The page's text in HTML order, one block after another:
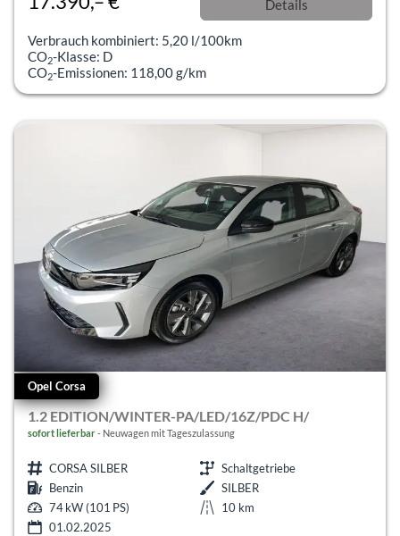
Details
Verbrauch kombiniert: 5,20 l/100km
CO2-Klasse: D
CO2-Emissionen: 118,00 g/km
Opel Corsa
1.2 EDITION/WINTER-PA/LED/16Z/PDC H/
sofort lieferbar Neuwagen mit Tageszulassung
CORSA SILBER
Schaltgetriebe
Benzin
SILBER
74 kW (101 PS)
10 km
01.02.2025